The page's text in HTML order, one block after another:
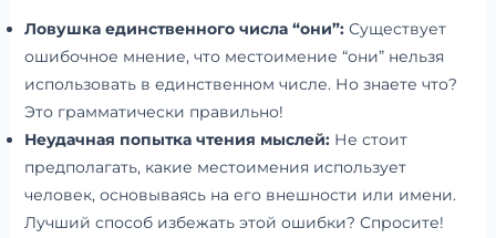
Ловушка единственного числа “они”:Существует
ошибочное мнение, что местоимение “они” нельзя
использовать в единственном числе. Но знаете что?
Это грамматически правильно!
Неудачная попытка чтения мыслей:Не стоит
предполагать, какие местоимения использует
человек, основываясь на его внешности или имени.
Лучший способ избежать этой ошибки? Спросите!